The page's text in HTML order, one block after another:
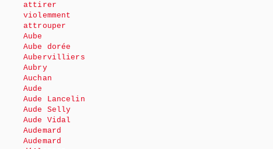
attirer
violemment
attrouper
Aube
Aube dorée
Aubervilliers
Aubry
Auchan
Aude
Aude Lancelin
Aude Selly
Aude Vidal
Audemard
Audemard